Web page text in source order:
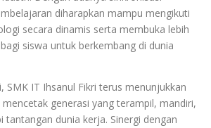
diharapkan mampu mengikuti
secara dinamis serta membuka lebih
siswa untuk berkembang di dunia
SMK IT Ihsanul Fikri terus menunjukkan
generasi yang terampil, mandiri,
tantangan dunia kerja. Sinergi dengan